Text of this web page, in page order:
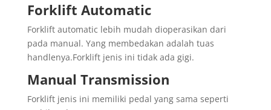
Forklift Automatic
Forklift automatic lebih mudah dioperasikan dari
pada manual. Yang membedakan adalah tuas
handlenya.Forklift jenis ini tidak ada gigi.
Manual Transmission
Forklift jenis ini memiliki pedal yang sama seperti